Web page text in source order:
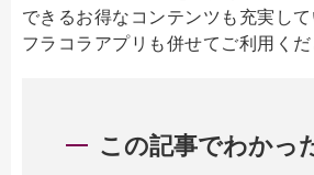
できるお得なコンテンツも充実し
フラコラアプリも併せてご利用くだ
この記事でわかっ